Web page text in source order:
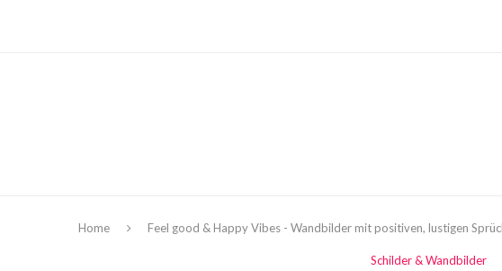
Home Feel good & Happy Vibes - Wandbilder mit positiven, lustigen
Schilder & Wandbilder